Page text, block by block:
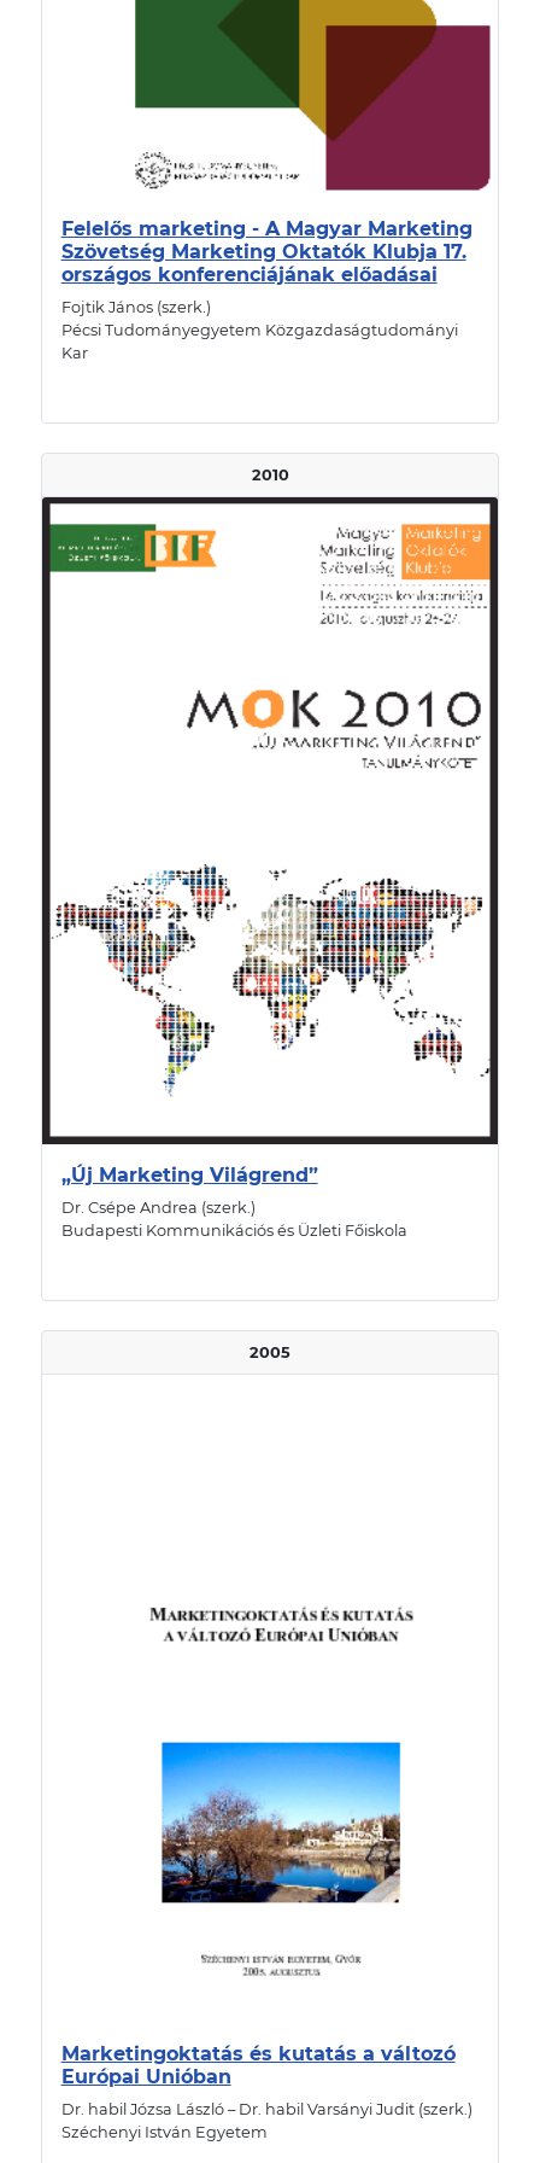
Felelős marketing - A Magyar Marketing
Szövetség Marketing Oktatók Klubja 17.
országos konferenciájának előadásai
Fojtik János (szerk.)
Pécsi Tudományegyetem Közgazdaságtudományi
Kar
2010
„Új Marketing Világrend”
Dr. Csépe Andrea (szerk.)
Budapesti Kommunikációs és Üzleti Főiskola
2005
Marketingoktatás és kutatás a változó
Európai Unióban
Dr. habil Józsa László – Dr. habil Varsányi Judit (szerk.)
Széchenyi István Egyetem